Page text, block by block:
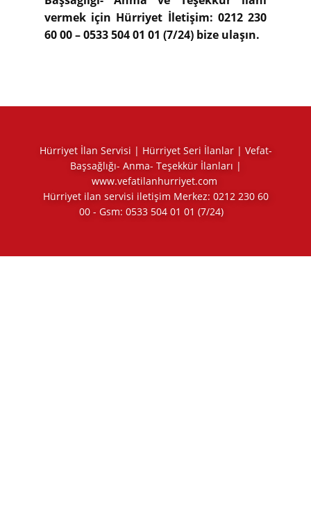
vermek için Hürriyet İletişim: 0212 230
60 00 – 0533 504 01 01 (7/24) bize ulaşın.
Hürriyet İlan Servisi | Hürriyet Seri İlanlar | Vefat-
Başsağlığı- Anma- Teşekkür İlanları |
www.vefatilanhurriyet.com
Hürriyet ilan servisi iletişim Merkez: 0212 230 60
00 - Gsm: 0533 504 01 01 (7/24)